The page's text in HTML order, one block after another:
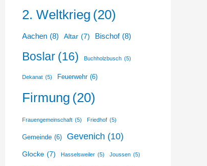
2. Weltkrieg (20)
Aachen (8) Altar (7) Bischof (8)
Boslar (16) Buchholzbusch (5)
Dekanat (5) Feuerwehr (6)
Firmung (20)
Frauengemeinschaft (5) Friedhof (5)
Gemeinde (6) Gevenich (10)
Glocke (7) Hasselsweiler (5) Joussen (5)